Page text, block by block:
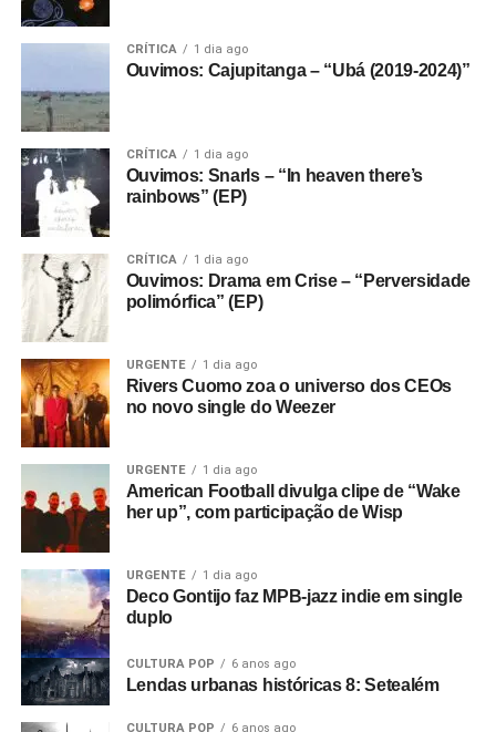
CRÍTICA 1 dia ago
Ouvimos: Cajupitanga – “Ubá (2019-2024)”
CRÍTICA 1 dia ago
Ouvimos: Snarls – “In heaven there’s
rainbows” (EP)
CRÍTICA 1 dia ago
Ouvimos: Drama em Crise – “Perversidade
polimórfica” (EP)
URGENTE 1 dia ago
Rivers Cuomo zoa o universo dos CEOs
no novo single do Weezer
URGENTE 1 dia ago
American Football divulga clipe de “Wake
her up”, com participação de Wisp
URGENTE 1 dia ago
Deco Gontijo faz MPB-jazz indie em single
duplo
CULTURA POP 6 anos ago
Lendas urbanas históricas 8: Setealém
CULTURA POP 6 anos ago